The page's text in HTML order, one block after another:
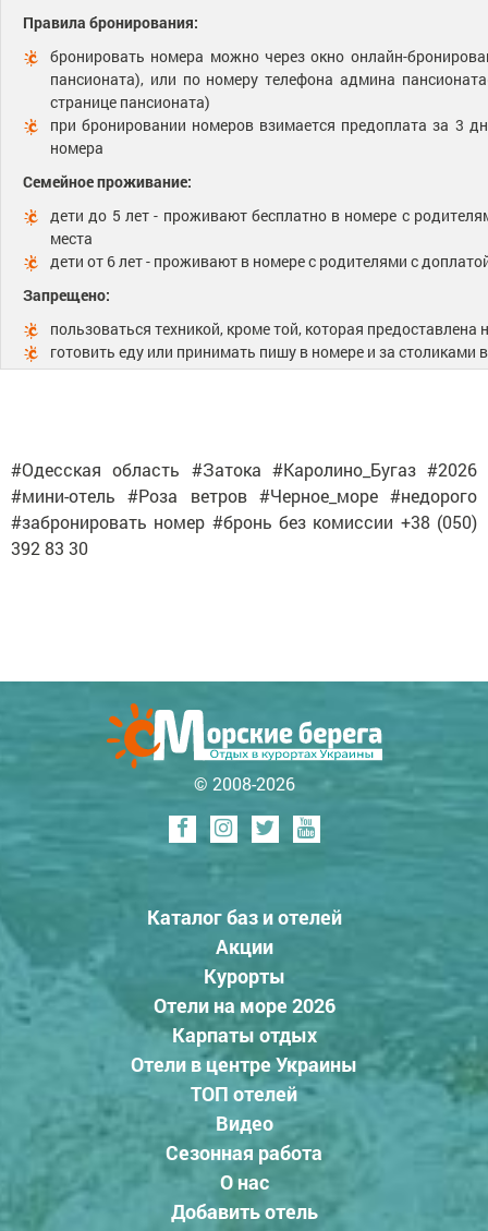
Правила бронирования:
бронировать номера можно через окно онлайн-
пансионата), или по номеру телефона админа
странице пансионата)
при бронировании номеров взимается предоплата за 3
номера
Семейное проживание:
дети до 5 лет - проживают бесплатно в номере с
места
дети от 6 лет - проживают в номере с родителями с
Запрещено:
пользоваться техникой, кроме той, которая предоставлена
готовить еду или принимать пишу в номере и за столиками
#Одесская область #Затока #Каролино_Бугаз #2026
#мини-отель #Роза ветров #Черное_море #недорого
#забронировать номер #бронь без комиссии +38 (050)
392 83 30
© 2008-2026
Каталог баз и отелей
Акции
Курорты
Отели на море 2026
Карпаты отдых
Отели в центре Украины
ТОП отелей
Видео
Сезонная работа
О нас
Добавить отель